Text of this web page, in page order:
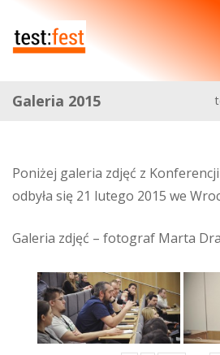
Galeria 2015
Poniżej galeria zdjęć z
odbyła się 21 lutego 2015 we
Galeria zdjęć – fotograf Marta